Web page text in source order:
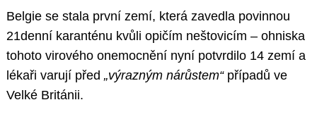
Belgie se stala první zemí, která zavedla povinnou
21denní karanténu kvůli opičím neštovicím – ohniska
tohoto virového onemocnění nyní potvrdilo 14 zemí a
lékaři varují před „výrazným nárůstem“ případů ve
Velké Británii.